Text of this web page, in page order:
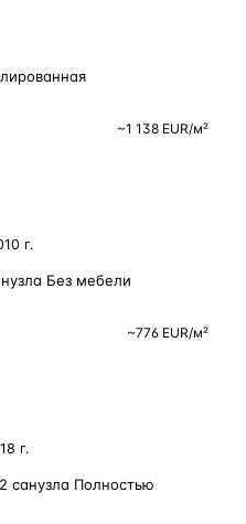
~1 138 EUR/м²
г.
Без мебели
~776 EUR/м²
г.
санузла Полностью